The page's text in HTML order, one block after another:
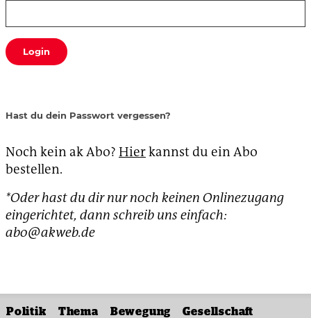
Login
Hast du dein Passwort vergessen?
Noch kein ak Abo? Hierkannst du ein Abo
bestellen.
*Oder hast du dir nur noch keinen Onlinezugang
eingerichtet, dann schreib uns einfach:
abo@akweb.de
Politik Thema Bewegung Gesellschaft